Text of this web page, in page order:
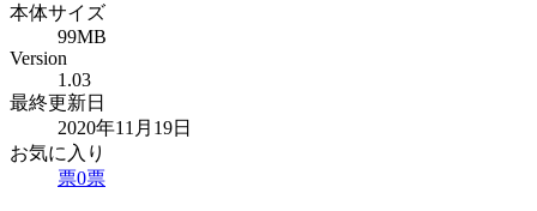
本体サイズ
99MB
Version
1.03
最終更新日
2020年11月19日
お気に入り
票0票